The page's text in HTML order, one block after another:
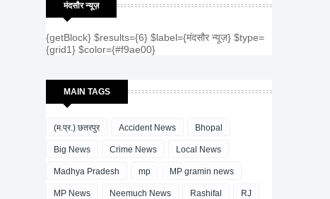
मंदसौर न्यूज़
{getBlock} $results={6} $label={मंदसौर न्यूज़} $type=
{grid1} $color={#f9ae00}
MAIN TAGS
(म.प्र.) छतरपुर Accident News Bhopal
Big News Crime News Local News
Madhya Pradesh mp MP gramin news
MP News Neemuch News Rashifal RJ